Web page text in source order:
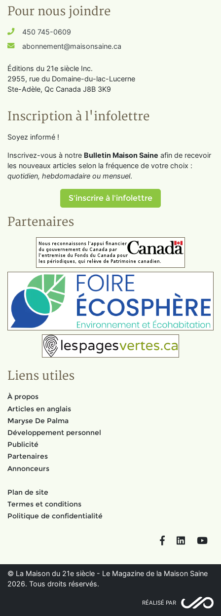
Pour nous joindre
450 745-0609
abonnement@maisonsaine.ca
Éditions du 21e siècle Inc.
2955, rue du Domaine-du-lac-Lucerne
Ste-Adèle, Qc Canada J8B 3K9
Inscription à l'infolettre
Soyez informé !
Inscrivez-vous à notre Bulletin Maison Saine afin de recevoir
les nouveaux articles selon la fréquence de votre choix :
quotidien, hebdomadaire ou mensuel.
S'inscrire à l'infolettre
Partenaires
Liens utiles
À propos
Articles en anglais
Maryse De Palma
Développement personnel
Publicité
Partenaires
Annonceurs
Plan de site
Termes et conditions
Politique de confidentialité
FacebookLinkedIn
© La Maison du 21e siècle - Le Magazine de la Maison Saine
2026. Tous droits réservés.
RÉALISÉ PAR